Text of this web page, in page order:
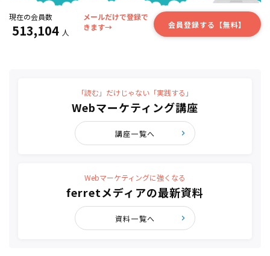
現在の会員数
513,104 人
メールだけで登録で
きます→
会員登録する【無料】
「読む」だけじゃない「実践する」
Webマーケティング講座
講座一覧へ
Webマーケティングに強くなる
ferretメディアの最新資料
資料一覧へ